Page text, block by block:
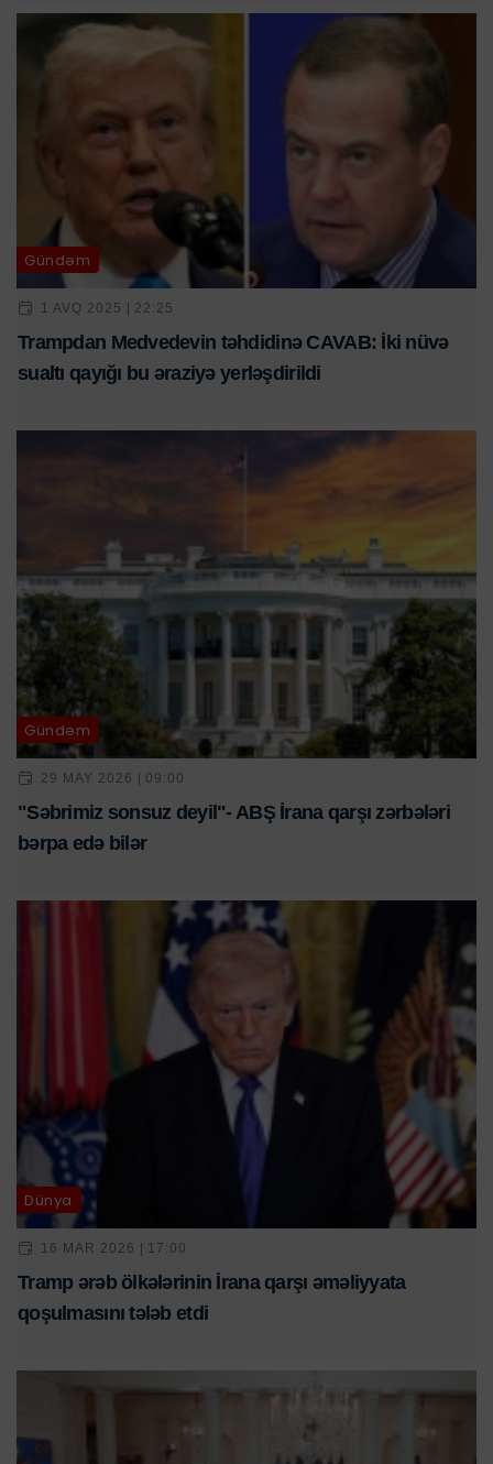
Gündəm
1 AVQ 2025 | 22:25
Trampdan Medvedevin təhdidinə CAVAB: İki nüvə
sualtı qayığı bu əraziyə yerləşdirildi
Gündəm
29 MAY 2026 | 09:00
"Səbrimiz sonsuz deyil"- ABŞ İrana qarşı zərbələri
bərpa edə bilər
Dünya
16 MAR 2026 | 17:00
Tramp ərəb ölkələrinin İrana qarşı əməliyyata
qoşulmasını tələb etdi